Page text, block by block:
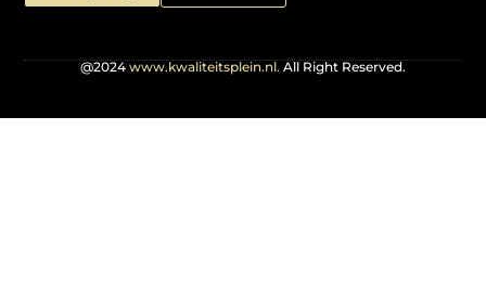
@2024 www.kwaliteitsplein.nl. All Right Reserved.